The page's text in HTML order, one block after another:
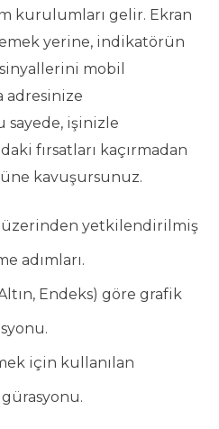
kurulumları gelir. Ekran
yerine, indikatörün
mobil
adresinize
sayede, işinizle
fırsatları kaçırmadan
kavuşursunuz.
yetkilendirilmiş
adımları.
Endeks) göre grafik
için kullanılan